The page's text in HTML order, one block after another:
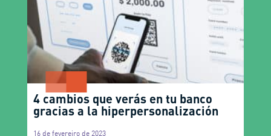
4 cambios que verás en tu banco
gracias a la hiperpersonalización
16 de fevereiro de 2023